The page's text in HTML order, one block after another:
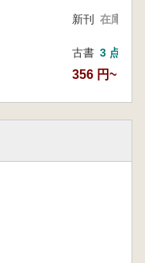
新刊 在庫なし
古書 3 点
356 円~